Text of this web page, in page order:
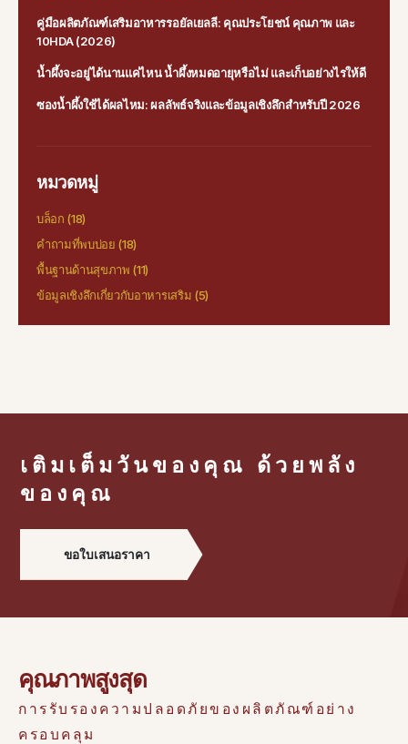
คู่มือผลิตภัณฑ์เสริมอาหารรอยัลเยลลี: คุณประโยชน์ คุณภาพ และ
10HDA (2026)
น้ำผึ้งจะอยู่ได้นานแค่ไหน น้ำผึ้งหมดอายุหรือไม่ และเก็บอย่างไรให้ดี
ซองน้ำผึ้งใช้ได้ผลไหม: ผลลัพธ์จริงและข้อมูลเชิงลึกสำหรับปี 2026
หมวดหมู่
บล็อก (18)
คำถามที่พบบ่อย (18)
พื้นฐานด้านสุขภาพ (11)
ข้อมูลเชิงลึกเกี่ยวกับอาหารเสริม (5)
เติมเต็มวันของคุณ ด้วยพลัง
ของคุณ
ขอใบเสนอราคา
คุณภาพสูงสุด
การรับรองความปลอดภัยของผลิตภัณฑ์อย่าง
ครอบคลุม